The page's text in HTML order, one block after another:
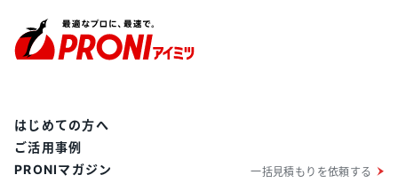
はじめての方へ
ご活用事例
PRONIマガジン
一括見積もりを依頼する